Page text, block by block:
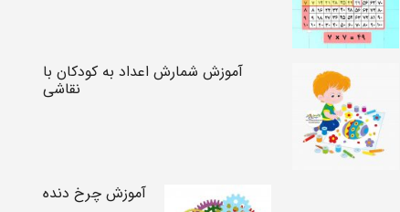
آموزش شمارش اعداد به کودکان با
نقاشی
آموزش چرخ دنده